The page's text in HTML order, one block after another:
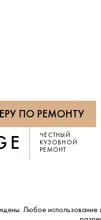
ПО РЕМОНТУ
ЧЕСТНЫЙ
КУЗОВНОЙ
РЕМОНТ
Любое использование